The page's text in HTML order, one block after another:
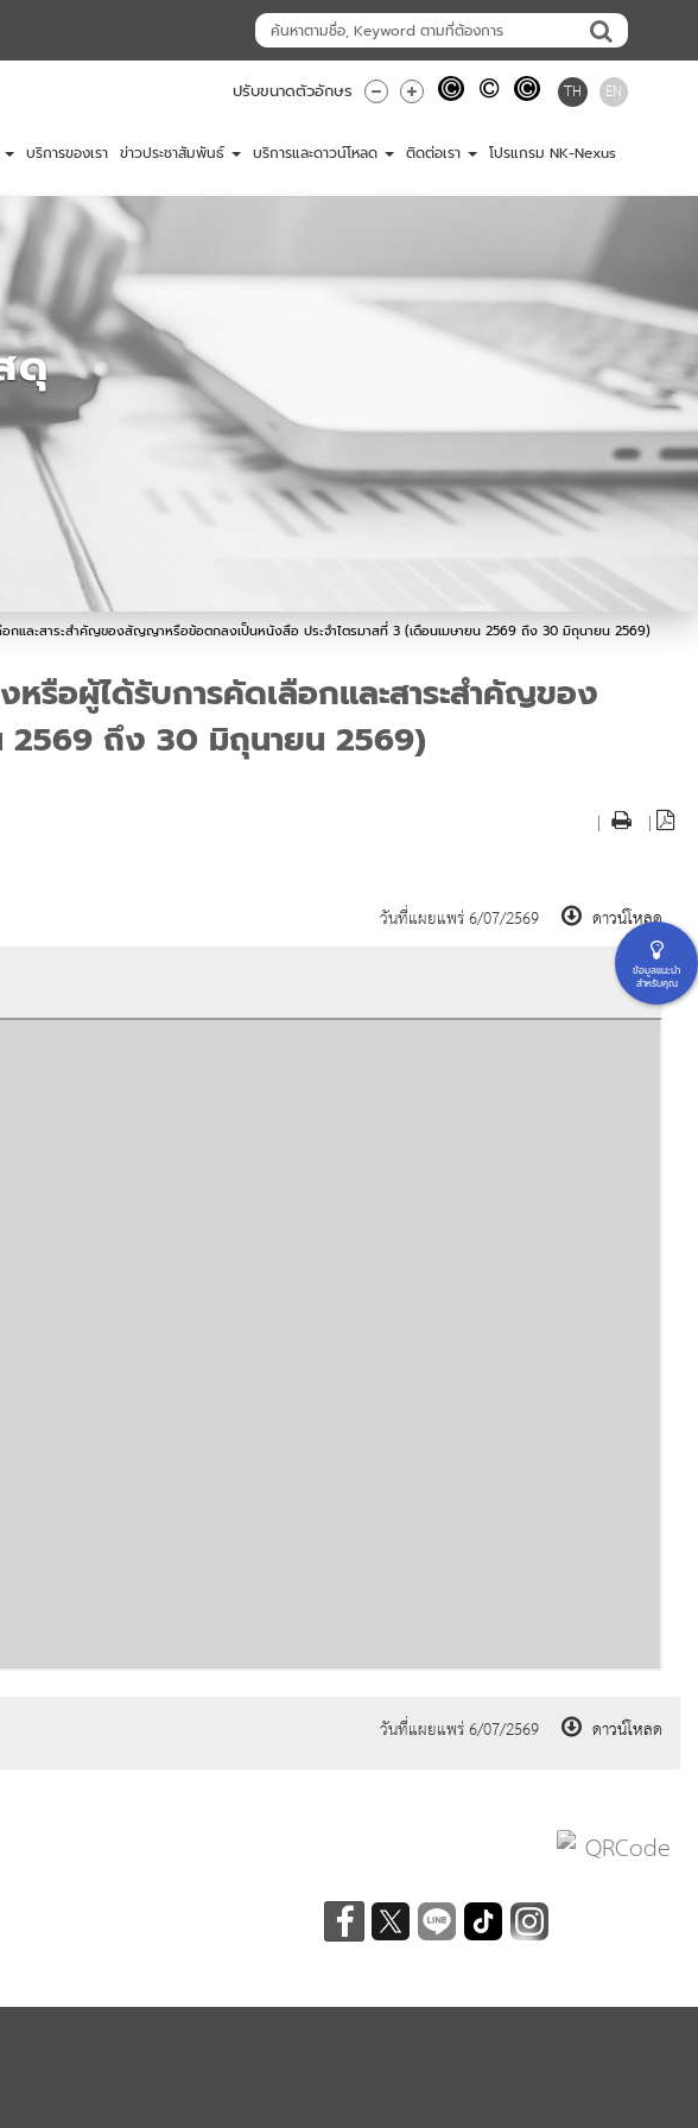
ปรับขนาดตัวอักษร TH EN
บริการของเรา ข่าวประชาสัมพันธ์ บริการและดาวน์โหลด ติดต่อเรา โปรแกรม NK-Nexus
ดุ
กและสาระสำคัญของสัญญาหรือข้อตกลงเป็นหนังสือ ประจำไตรมาสที่ 3 (เดือนเมษายน 2569 ถึง 30 มิถุนายน 2569)
รือผู้ได้รับการคัดเลือกและสาระสำคัญของ
2569 ถึง 30 มิถุนายน 2569)
| |
วันที่แผยแพร่ 6/07/2569 ดาวน์โหลด
วันที่แผยแพร่ 6/07/2569 ดาวน์โหลด
ข้อมูลแนะนำ
สำหรับคุณ